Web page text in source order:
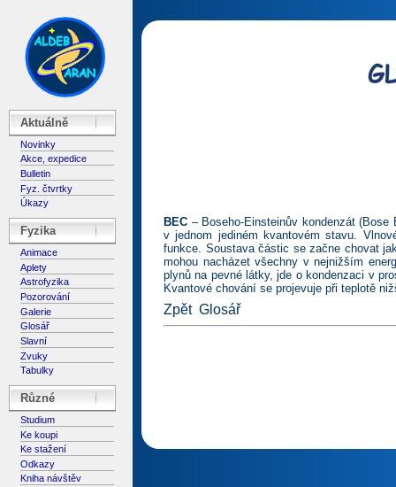
Aktuálně
Novinky
Akce, expedice
Bulletin
Fyz. čtvrtky
Úkazy
Fyzika
Animace
Aplety
Astrofyzika
Pozorování
Galerie
Glosář
Slavní
Zvuky
Tabulky
Různé
Studium
Ke koupi
Ke stažení
Odkazy
Kniha návštěv
BEC – Boseho-Einsteinův kondenzát
v jednom jediném kvantovém stavu.
funkce. Soustava částic se začne chovat
mohou nacházet všechny v nejnižším
plynů na pevné látky, jde o kondenzaci v
Kvantové chování se projevuje při teplotě
Zpět Glosář